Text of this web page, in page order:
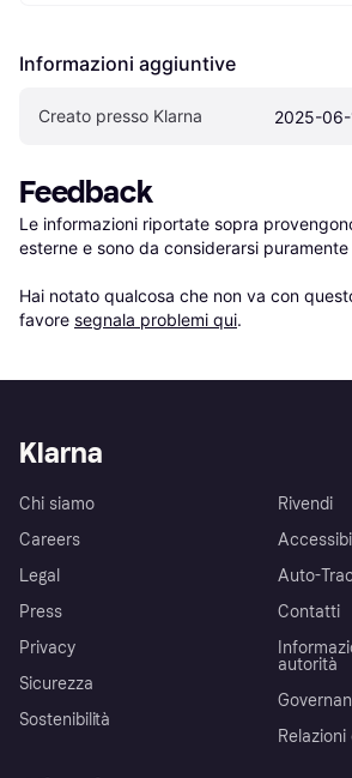
Informazioni aggiuntive
Creato presso Klarna 2025-06-
Feedback
Le informazioni riportate sopra
esterne e sono da considerarsi
Hai notato qualcosa che non va con
favore segnala problemi qui.
Klarna
Chi siamo
Careers
Legal
Press
Privacy
Sicurezza
Sostenibilità
Rivendi
Auto-
Contatti
autorità